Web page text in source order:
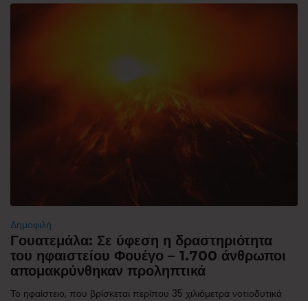
Δημοφιλή
Γουατεμάλα: Σε ύφεση η δραστηριότητα
του ηφαιστείου Φουέγο – 1.700 άνθρωποι
απομακρύνθηκαν προληπτικά
Το ηφαίστειο, που βρίσκεται περίπου 35 χιλιόμετρα νοτιοδυτικά